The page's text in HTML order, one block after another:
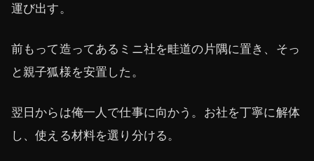
運び出す。
前もって造ってあるミニ社を畦道の片隅に置き、そっ
と親子狐様を安置した。
翌日からは俺一人で仕事に向かう。お社を丁寧に解体
し、使える材料を選り分ける。